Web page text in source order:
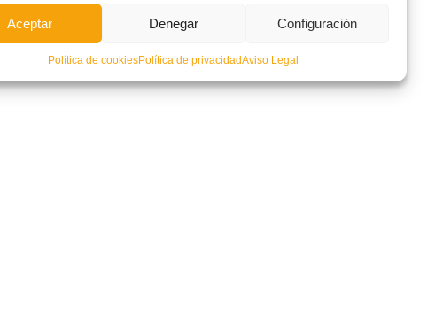
Aceptar Denegar Configuración
Política de cookiesPolítica de privacidadAviso Legal